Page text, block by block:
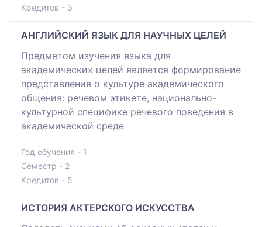
Кредитов - 3
АНГЛИЙСКИЙ ЯЗЫК ДЛЯ НАУЧНЫХ ЦЕЛЕЙ
Предметом изучения языка для
академических целей является формирование
представления о культуре академического
общения: речевом этикете, национально-
культурной специфике речевого поведения в
академической среде
Год обучения - 1
Семестр - 2
Кредитов - 5
ИСТОРИЯ АКТЕРСКОГО ИСКУССТВА